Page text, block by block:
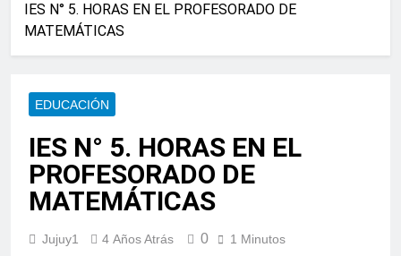
IES N° 5. HORAS EN EL PROFESORADO DE
MATEMÁTICAS
EDUCACIÓN
IES N° 5. HORAS EN EL
PROFESORADO DE
MATEMÁTICAS
Jujuy1 4 Años Atrás 0 1 Minutos